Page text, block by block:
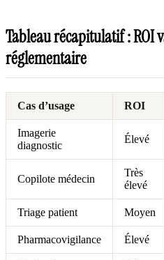
Tableau récapitulatif : ROI
réglementaire
Cas d’usage ROI
Imagerie
diagnostic
Élevé
Copilote médecin
Très
élevé
Triage patient Moyen
Pharmacovigilance Élevé